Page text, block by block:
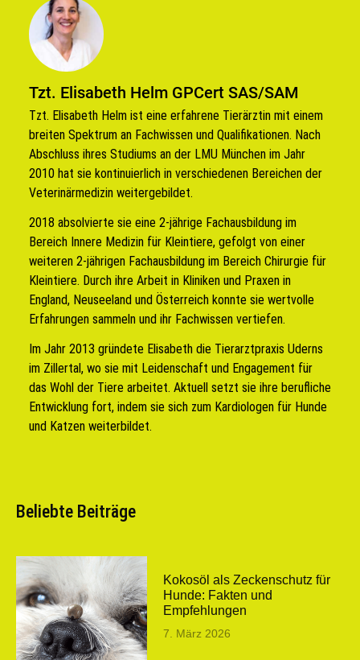
Tzt. Elisabeth Helm GPCert SAS/SAM
Tzt. Elisabeth Helm ist eine erfahrene Tierärztin mit einem
breiten Spektrum an Fachwissen und Qualifikationen. Nach
Abschluss ihres Studiums an der LMU München im Jahr
2010 hat sie kontinuierlich in verschiedenen Bereichen der
Veterinärmedizin weitergebildet.
2018 absolvierte sie eine 2-jährige Fachausbildung im
Bereich Innere Medizin für Kleintiere, gefolgt von einer
weiteren 2-jährigen Fachausbildung im Bereich Chirurgie für
Kleintiere. Durch ihre Arbeit in Kliniken und Praxen in
England, Neuseeland und Österreich konnte sie wertvolle
Erfahrungen sammeln und ihr Fachwissen vertiefen.
Im Jahr 2013 gründete Elisabeth die Tierarztpraxis Uderns
im Zillertal, wo sie mit Leidenschaft und Engagement für
das Wohl der Tiere arbeitet. Aktuell setzt sie ihre berufliche
Entwicklung fort, indem sie sich zum Kardiologen für Hunde
und Katzen weiterbildet.
Beliebte Beiträge
Kokosöl als Zeckenschutz für
Hunde: Fakten und
Empfehlungen
7. März 2026